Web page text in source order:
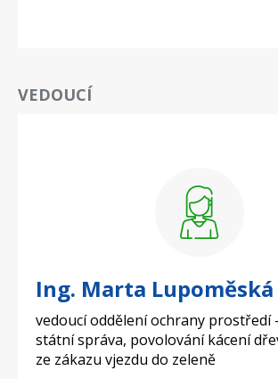
VEDOUCÍ
Ing. Marta Lupoměská
vedoucí oddělení ochrany prostředí
státní správa, povolování kácení
ze zákazu vjezdu do zeleně